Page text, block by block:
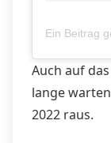
Auch auf
lange
2022 raus.